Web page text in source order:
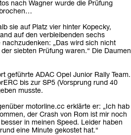
nach Wagner wurde die Prüfung
sie auf Platz vier hinter Kopecky,
auf den verbleibenden sechs
„Das wird sich nicht
siebten Prüfung waren.“ Die Daumen
geführte ADAC Opel Junior Rally Team.
bis zur SP5 (Vorsprung rund 40
musste.
motorline.cc erklärte er: „Ich hab
der Crash von Rom ist mir noch
in meinen Speed. Leider haben
eine Minute gekostet hat.“